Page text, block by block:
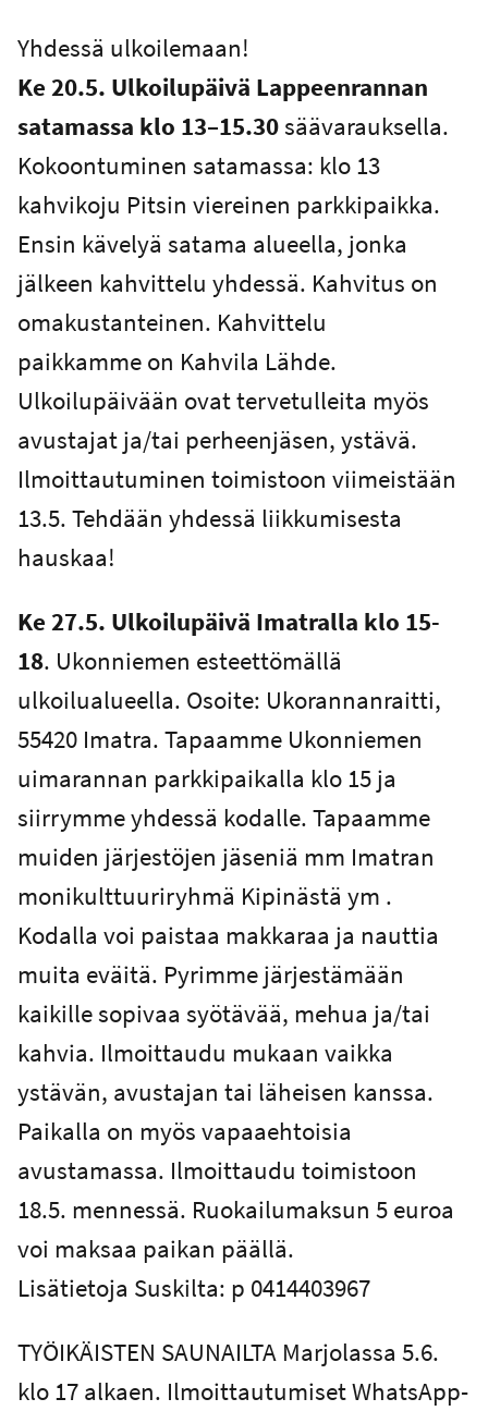
Yhdessä ulkoilemaan!
Ke 20.5. Ulkoilupäivä Lappeenrannan
satamassa klo 13–15.30säävarauksella.
Kokoontuminen satamassa: klo 13
kahvikoju Pitsin viereinen parkkipaikka.
Ensin kävelyä satama alueella, jonka
jälkeen kahvittelu yhdessä. Kahvitus on
omakustanteinen. Kahvittelu
paikkamme on Kahvila Lähde.
Ulkoilupäivään ovat tervetulleita myös
avustajat ja/tai perheenjäsen, ystävä.
Ilmoittautuminen toimistoon viimeistään
13.5. Tehdään yhdessä liikkumisesta
hauskaa!
Ke 27.5. Ulkoilupäivä Imatralla klo 15-
18. Ukonniemen esteettömällä
ulkoilualueella. Osoite: Ukorannanraitti,
55420 Imatra. Tapaamme Ukonniemen
uimarannan parkkipaikalla klo 15 ja
siirrymme yhdessä kodalle. Tapaamme
muiden järjestöjen jäseniä mm Imatran
monikulttuuriryhmä Kipinästä ym .
Kodalla voi paistaa makkaraa ja nauttia
muita eväitä. Pyrimme järjestämään
kaikille sopivaa syötävää, mehua ja/tai
kahvia. Ilmoittaudu mukaan vaikka
ystävän, avustajan tai läheisen kanssa.
Paikalla on myös vapaaehtoisia
avustamassa. Ilmoittaudu toimistoon
18.5. mennessä. Ruokailumaksun 5 euroa
voi maksaa paikan päällä.
Lisätietoja Suskilta: p 0414403967
TYÖIKÄISTEN SAUNAILTA Marjolassa 5.6.
klo 17 alkaen. Ilmoittautumiset WhatsApp-